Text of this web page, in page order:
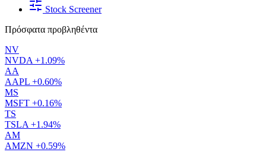
Stock Screener
Πρόσφατα προβληθέντα
NV
NVDA +1.09%
AA
AAPL +0.60%
MS
MSFT +0.16%
TS
TSLA +1.94%
AM
AMZN +0.59%